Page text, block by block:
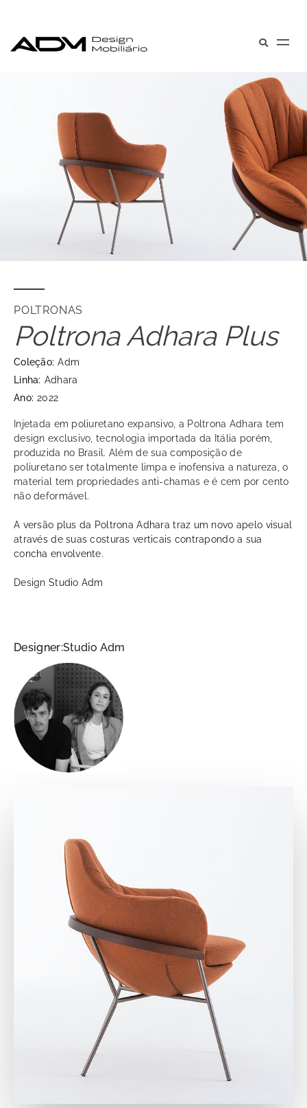
POLTRONAS
Poltrona Adhara Plus
Coleção: Adm
Linha: Adhara
Ano: 2022
Injetada em poliuretano expansivo, a Poltrona Adhara tem
design exclusivo, tecnologia importada da Itália porém,
produzida no Brasil. Além de sua composição de
poliuretano ser totalmente limpa e inofensiva a natureza, o
material tem propriedades anti-chamas e é cem por cento
não deformável.
A versão plus da Poltrona Adhara traz um novo apelo visual
através de suas costuras verticais contrapondo a sua
concha envolvente.
Design Studio Adm
Designer:Studio Adm